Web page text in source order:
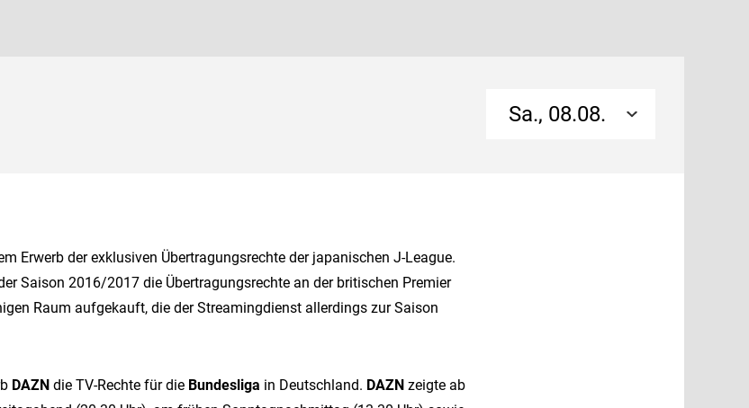
Sa., 08.08.
Erwerb der exklusiven Übertragungsrechte der japanischen J-League.
Saison 2016/2017 die Übertragungsrechte an der britischen Premier
Raum aufgekauft, die der Streamingdienst allerdings zur Saison
DAZN die TV-Rechte für die Bundesliga in Deutschland. DAZN zeigte ab